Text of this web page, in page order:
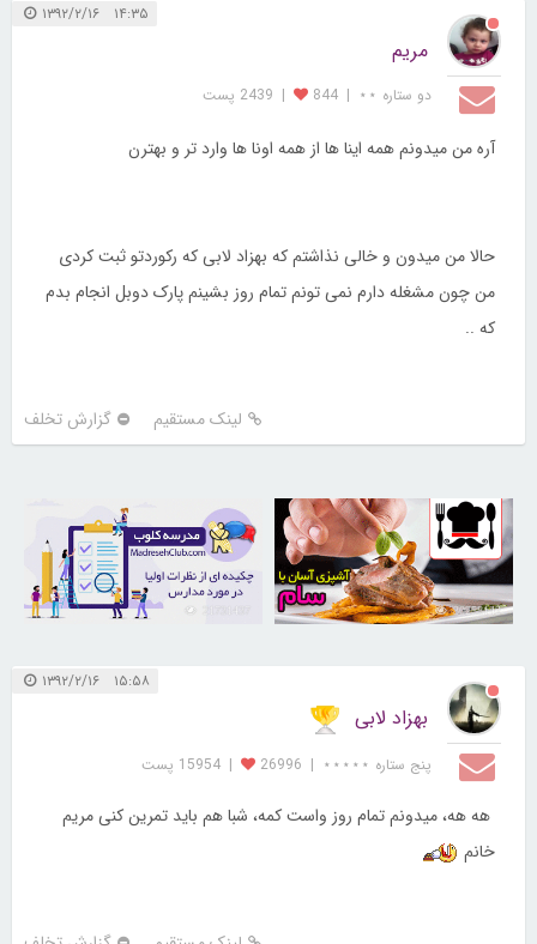
۱۴:۳۵ ۱۳۹۲/۲/۱۶
مریم
دو ستاره ⋆⋆ |
844
| 2439 پست
آره من میدونم همه اینا ها از همه اونا ها وارد تر و بهترن
حالا من میدون و خالی نذاشتم که بهزاد لابی که رکوردتو ثبت کردی
من چون مشغله دارم نمی تونم تمام روز بشینم پارک دوبل انجام بدم
که ..
لینک مستقیم گزارش تخلف
30258142
۱۵:۵۸ ۱۳۹۲/۲/۱۶
بهزاد لابی
پنج ستاره ⋆⋆⋆⋆⋆ |
26996
| 15954 پست
هه هه، میدونم تمام روز واست کمه، شبا هم باید تمرین کنی مریم
خانم